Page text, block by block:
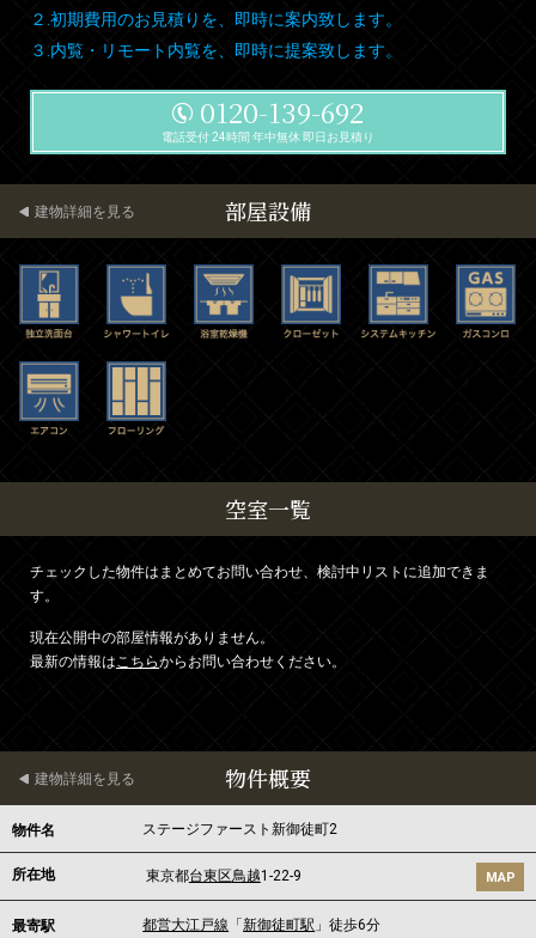
２.初期費用のお見積りを、即時に案内致します。
３.内覧・リモート内覧を、即時に提案致します。
0120-139-692
電話受付 24時間 年中無休 即日お見積り
部屋設備
建物詳細を見る
空室一覧
チェックした物件はまとめてお問い合わせ、検討中リストに追加できま
す。
現在公開中の部屋情報がありません。
最新の情報はこちらからお問い合わせください。
物件概要
建物詳細を見る
物件名 ステージファースト新御徒町2
所在地 東京都台東区鳥越1-22-9 MAP
最寄駅 都営大江戸線 「新御徒町駅 」徒歩6分